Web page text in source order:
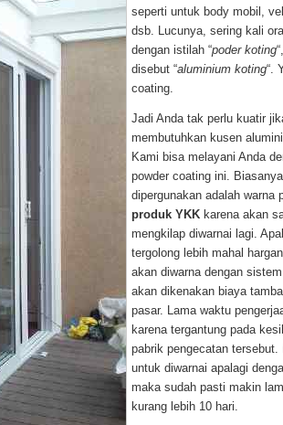
seperti untuk body mobil,
dsb. Lucunya, sering kali
dengan istilah “poder koting
disebut “aluminium koting“.
coating.
Jadi Anda tak perlu kuatir
membutuhkan kusen
Kami bisa melayani Anda
powder coating ini.
dipergunakan adalah warna
produk YKK karena akan
mengkilap diwarnai lagi.
tergolong lebih mahal
akan diwarna dengan
akan dikenakan biaya
pasar. Lama waktu
karena tergantung pada
pabrik pengecatan
untuk diwarnai apalagi
maka sudah pasti makin
kurang lebih 10 hari.